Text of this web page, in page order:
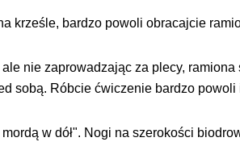
krześle, bardzo powoli obracajcie
nie zaprowadzając za plecy, ramiona
sobą. Róbcie ćwiczenie bardzo powoli
w dół". Nogi na szerokości